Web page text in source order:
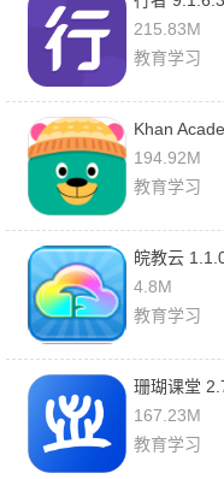
215.83M
教育学习
Khan
194.92M
教育学习
皖教云
4.8M
教育学习
珊瑚课堂
167.23M
教育学习